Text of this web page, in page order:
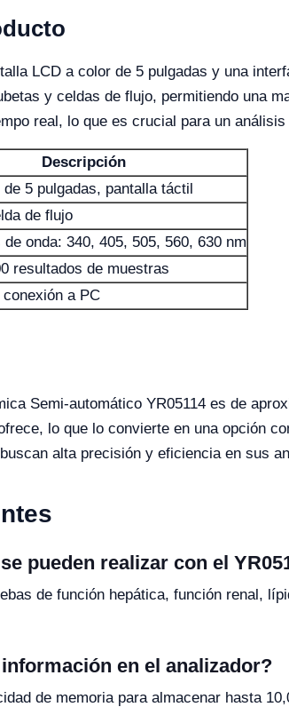
LCD a color de 5 pulgadas y una
y celdas de flujo, permitiendo una
real, lo que es crucial para un
Descripción
5 pulgadas, pantalla táctil
de flujo
de onda: 340, 405, 505, 560, 630 nm
resultados de muestras
a PC
Semi-automático YR05114 es de
lo que lo convierte en una opción
alta precisión y eficiencia en sus
pueden realizar con el
de función hepática, función renal,
en el analizador?
de memoria para almacenar hasta